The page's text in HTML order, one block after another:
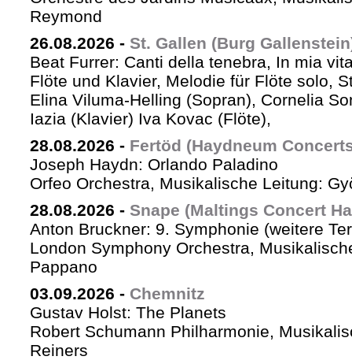
Reymond
26.08.2026 - St. Gallen (Burg
Beat Furrer: Canti della tenebra, In mia
Flöte und Klavier, Melodie für Flöte solo,
Elina Viluma-Helling (Sopran), Cornelia
Iazia (Klavier) Iva Kovac (Flöte),
28.08.2026 - Fertöd (Haydneum
Joseph Haydn: Orlando Paladino
Orfeo Orchestra, Musikalische Leitung:
28.08.2026 - Snape (Maltings Concert
Anton Bruckner: 9. Symphonie (weitere
London Symphony Orchestra,
Pappano
03.09.2026 - Chemnitz
Gustav Holst: The Planets
Robert Schumann Philharmonie,
Reiners